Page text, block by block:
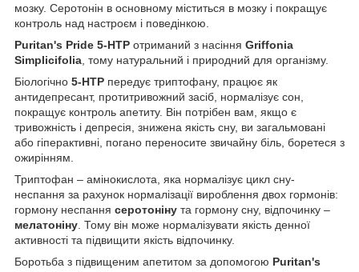
мозку. Серотонін в основному міститься в мозку і покращує
контроль над настроєм і поведінкою.
Puritan's Pride 5-HTP отриманий з насіння Griffonia
Simplicifolia , тому натуральний і природний для організму.
Біологічно 5-HTP передує триптофану, працює як
антидепресант, протитривожний засіб, нормалізує сон,
покращує контроль апетиту. Він потрібен вам, якщо є
тривожність і депресія, знижена якість сну, ви загальмовані
або гіперактивні, погано переносите звичайну біль, боретеся з
ожирінням.
Триптофан – амінокислота, яка нормалізує цикл сну-
неспання за рахунок нормалізації вироблення двох гормонів:
гормону неспання серотоніну та гормону сну, відпочинку –
мелатоніну . Тому він може нормалізувати якість денної
активності та підвищити якість відпочинку.
Боротьба з підвищеним апетитом за допомогою Puritan's